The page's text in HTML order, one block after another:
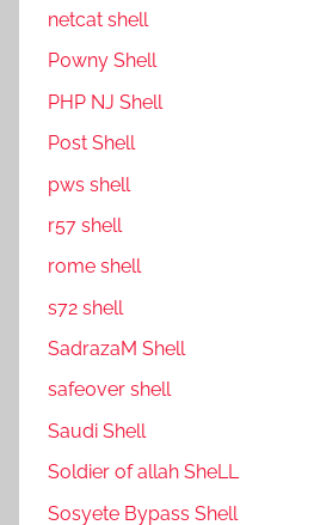
netcat shell
P0wny Shell
PHP NJ Shell
Post Shell
pws shell
r57 shell
rome shell
s72 shell
SadrazaM Shell
safe0ver shell
Saudi Shell
Soldier of allah SheLL
Sosyete Bypass Shell